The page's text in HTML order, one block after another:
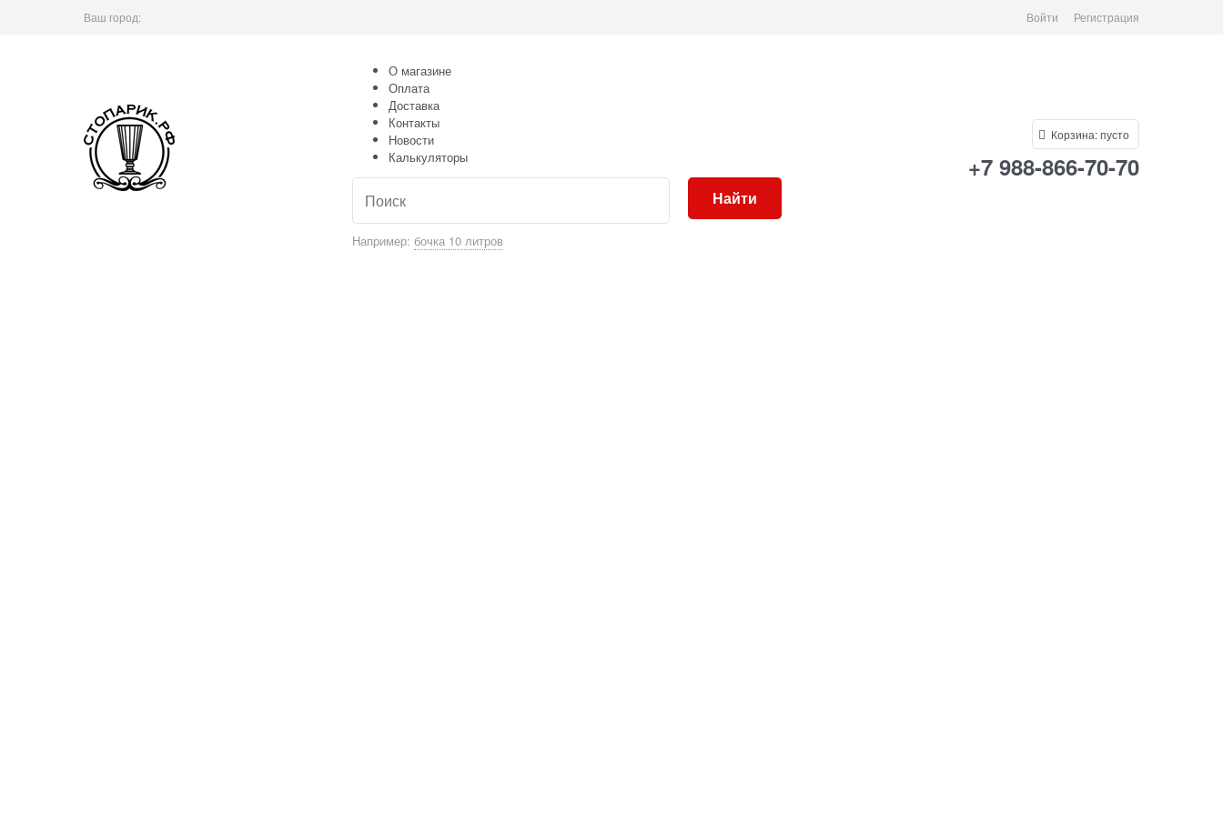
Ваш город: Войти Регистрация
О магазине
Оплата
Доставка
Контакты
Новости
Калькуляторы
Например: бочка 10 литров
Найти
Корзина:пусто
+7 988-866-70-70